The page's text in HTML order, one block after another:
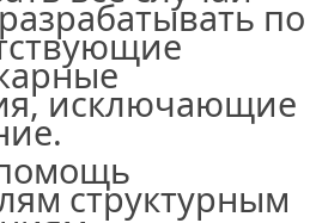
по
исключающие
структурным